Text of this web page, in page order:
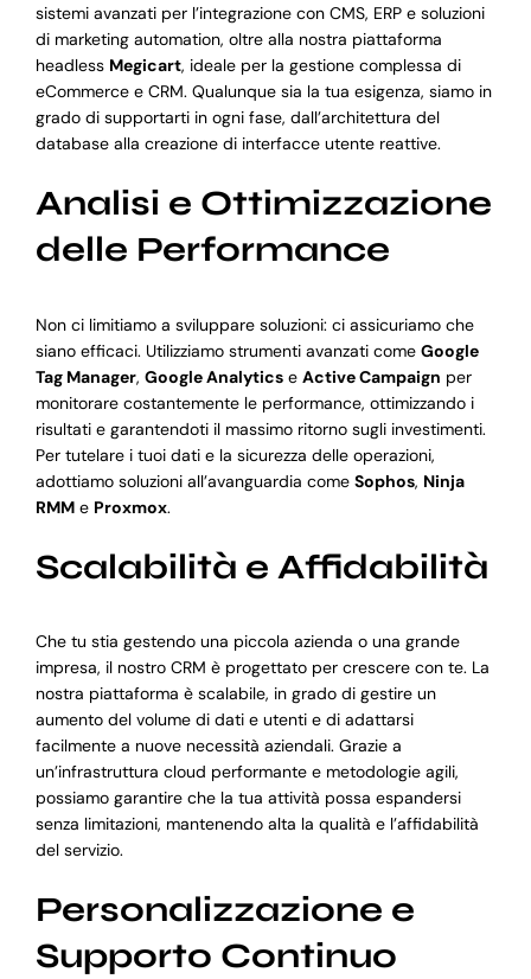
sistemi avanzati per l’integrazione con CMS, ERP e soluzioni
di marketing automation, oltre alla nostra piattaforma
headless Megicart, ideale per la gestione complessa di
eCommerce e CRM. Qualunque sia la tua esigenza, siamo in
grado di supportarti in ogni fase, dall’architettura del
database alla creazione di interfacce utente reattive.
Analisi e Ottimizzazione
delle Performance
Non ci limitiamo a sviluppare soluzioni: ci assicuriamo che
siano efficaci. Utilizziamo strumenti avanzati come Google
Tag Manager, Google Analyticse Active Campaign per
monitorare costantemente le performance, ottimizzando i
risultati e garantendoti il massimo ritorno sugli investimenti.
Per tutelare i tuoi dati e la sicurezza delle operazioni,
adottiamo soluzioni all’avanguardia come Sophos, Ninja
RMMe Proxmox.
Scalabilità e Affidabilità
Che tu stia gestendo una piccola azienda o una grande
impresa, il nostro CRM è progettato per crescere con te. La
nostra piattaforma è scalabile, in grado di gestire un
aumento del volume di dati e utenti e di adattarsi
facilmente a nuove necessità aziendali. Grazie a
un’infrastruttura cloud performante e metodologie agili,
possiamo garantire che la tua attività possa espandersi
senza limitazioni, mantenendo alta la qualità e l’affidabilità
del servizio.
Personalizzazione e
Supporto Continuo